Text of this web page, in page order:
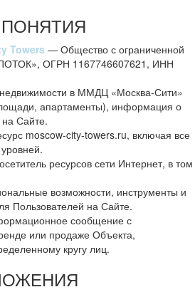
Towers — Общество с ограниченной
ОГРН 1167746607621, ИНН
в ММДЦ «Москва-Сити»
апартаменты), информация о
Сайте.
moscow-city-towers.ru, включая все
ресурсов сети Интернет, в том
возможности, инструменты и
Пользователей на Сайте.
сообщение с
или продаже Объекта,
кругу лиц.